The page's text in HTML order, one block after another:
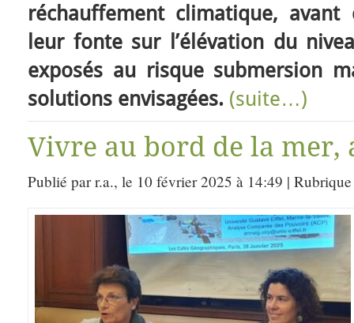
réchauffement climatique, avant
leur fonte sur l’élévation du
exposés au risque submersion
solutions envisagées. (suite…)
Vivre au bord de la mer,
Publié par r.a., le 10 février 2025 à 14:49 |